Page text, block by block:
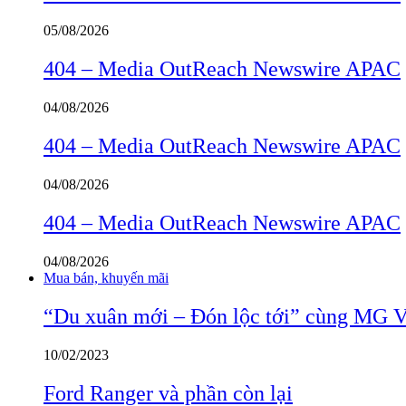
05/08/2026
404 – Media OutReach Newswire APAC
04/08/2026
404 – Media OutReach Newswire APAC
04/08/2026
404 – Media OutReach Newswire APAC
04/08/2026
Mua bán, khuyến mãi
“Du xuân mới – Đón lộc tới” cùng MG
10/02/2023
Ford Ranger và phần còn lại